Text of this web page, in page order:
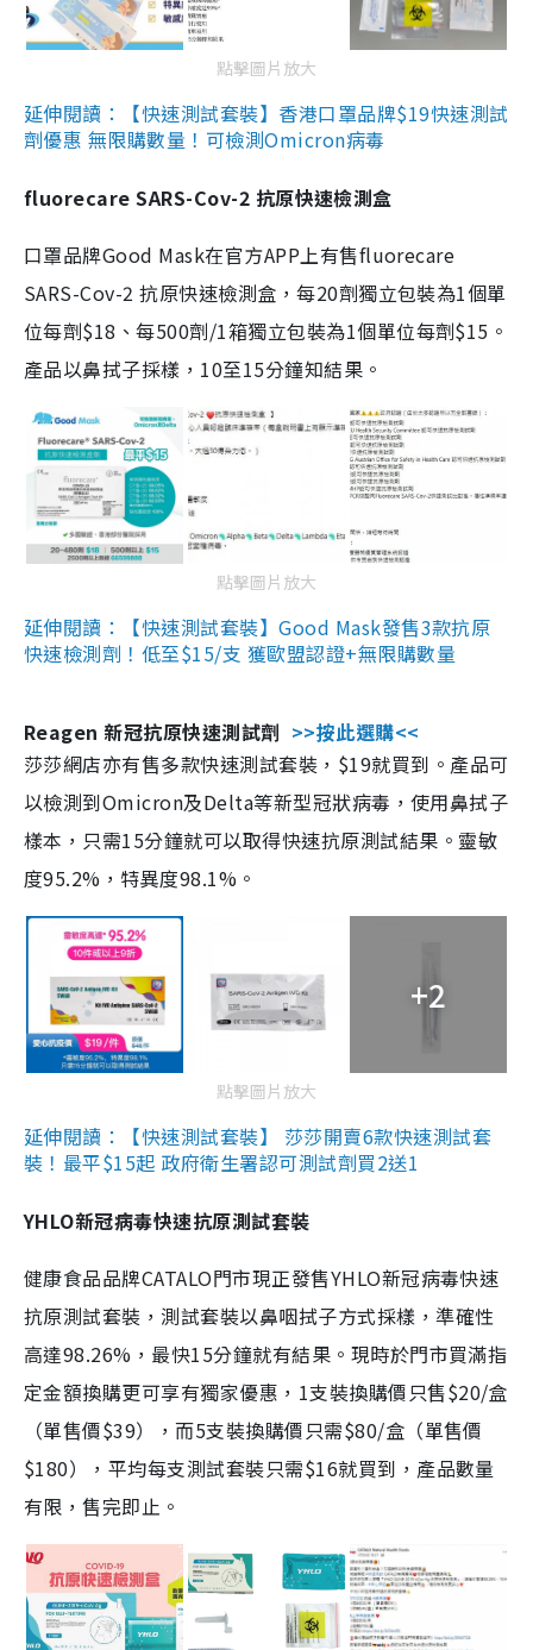
點擊圖片放大
延伸閱讀：【快速測試套裝】香港口罩品牌$19快速測試
劑優惠 無限購數量！可檢測Omicron病毒
fluorecare SARS-Cov-2 抗原快速檢測盒
口罩品牌Good Mask在官方APP上有售fluorecare
SARS-Cov-2 抗原快速檢測盒，每20劑獨立包裝為1個單
位每劑$18、每500劑/1箱獨立包裝為1個單位每劑$15。
產品以鼻拭子採樣，10至15分鐘知結果。
點擊圖片放大
延伸閱讀：【快速測試套裝】Good Mask發售3款抗原
快速檢測劑！低至$15/支 獲歐盟認證+無限購數量
Reagen 新冠抗原快速測試劑 >>按此選購<<
莎莎網店亦有售多款快速測試套裝，$19就買到。產品可
以檢測到Omicron及Delta等新型冠狀病毒，使用鼻拭子
樣本，只需15分鐘就可以取得快速抗原測試結果。靈敏
度95.2%，特異度98.1%。
+2
點擊圖片放大
延伸閱讀：【快速測試套裝】 莎莎開賣6款快速測試套
裝！最平$15起 政府衛生署認可測試劑買2送1
YHLO新冠病毒快速抗原測試套裝
健康食品品牌CATALO門市現正發售YHLO新冠病毒快速
抗原測試套裝，測試套裝以鼻咽拭子方式採樣，準確性
高達98.26%，最快15分鐘就有結果。現時於門市買滿指
定金額換購更可享有獨家優惠，1支裝換購價只售$20/盒
（單售價$39），而5支裝換購價只需$80/盒（單售價
$180），平均每支測試套裝只需$16就買到，產品數量
有限，售完即止。